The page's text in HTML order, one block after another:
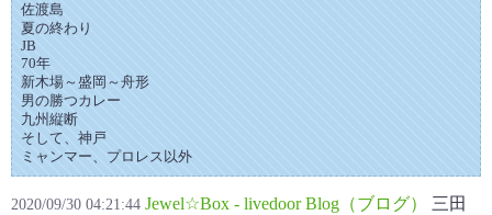
佐渡島
夏の終わり
JB
70年
新木場～盛岡～舟形
男の勝つカレー
九州縦断
そして、神戸
ミャンマー、プロレス以外
2020/09/30 04:21:44 Jewel☆Box - livedoor Blog（ブログ）
三田